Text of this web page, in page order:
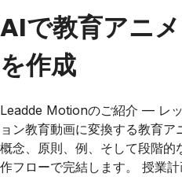
AIで教育アニ
を作成
Leadde Motionのご紹介 — レ
ョン教育動画に変換する教育ア
概念、原則、例、そして段階
作フローで完結します。 授業